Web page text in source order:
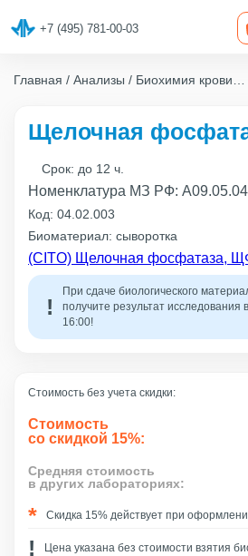
+7 (495) 781-00-03
Главная Анализы
Биохимия крови
Стоимость без учета скидки:
Стоимость
со скидкой 15%:
Средняя стоимость
в других лабораториях:
Скидка 15% действует при
Цена указана без стоимости взятия
Щелочная
Срок: до 12 ч.
Номенклатура МЗ РФ:
Код: 04.02.003
Биоматериал: сыворотка
(CITO) Щелочная фосфатаза,
При сдаче биологического
получите результат исследования
16:00!